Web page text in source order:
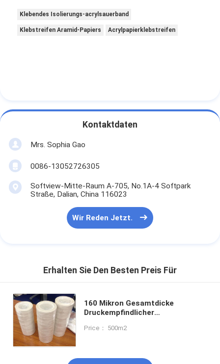
Klebendes Isolierungs-acrylsauerband
Klebstreifen Aramid-Papiers Acrylpapierklebstreifen
Kontaktdaten
Mrs. Sophia Gao
0086-13052726305
Softview-Mitte-Raum A-705, No.1A-4 Softpark
Straße, Dalian, China 116023
Wir Reden Jetzt.
Erhalten Sie Den Besten Preis Für
160 Mikron Gesamtdicke
Druckempfindlicher
erfüllt UL IEC EU-Umweltnormen
Price： 500m2